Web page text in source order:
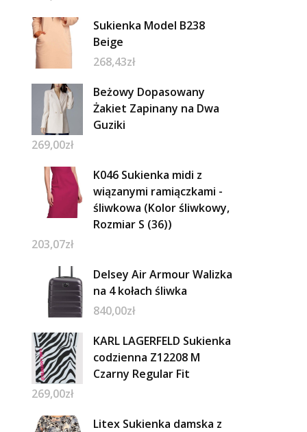
Sukienka Model B238
Beige
268,43zł
Beżowy Dopasowany
Żakiet Zapinany na Dwa
Guziki
269,00zł
K046 Sukienka midi z
wiązanymi ramiączkami -
śliwkowa (Kolor śliwkowy,
Rozmiar S (36))
203,07zł
Delsey Air Armour Walizka
na 4 kołach śliwka
840,00zł
KARL LAGERFELD Sukienka
codzienna Z12208 M
Czarny Regular Fit
269,00zł
Litex Sukienka damska z